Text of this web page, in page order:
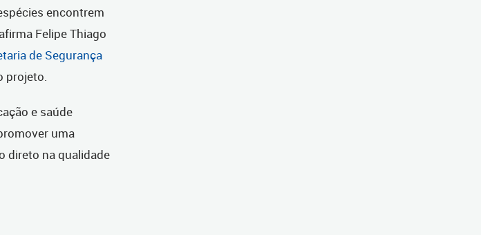
encontrem
Felipe Thiago
de Segurança
projeto.
e saúde
uma
direto na qualidade